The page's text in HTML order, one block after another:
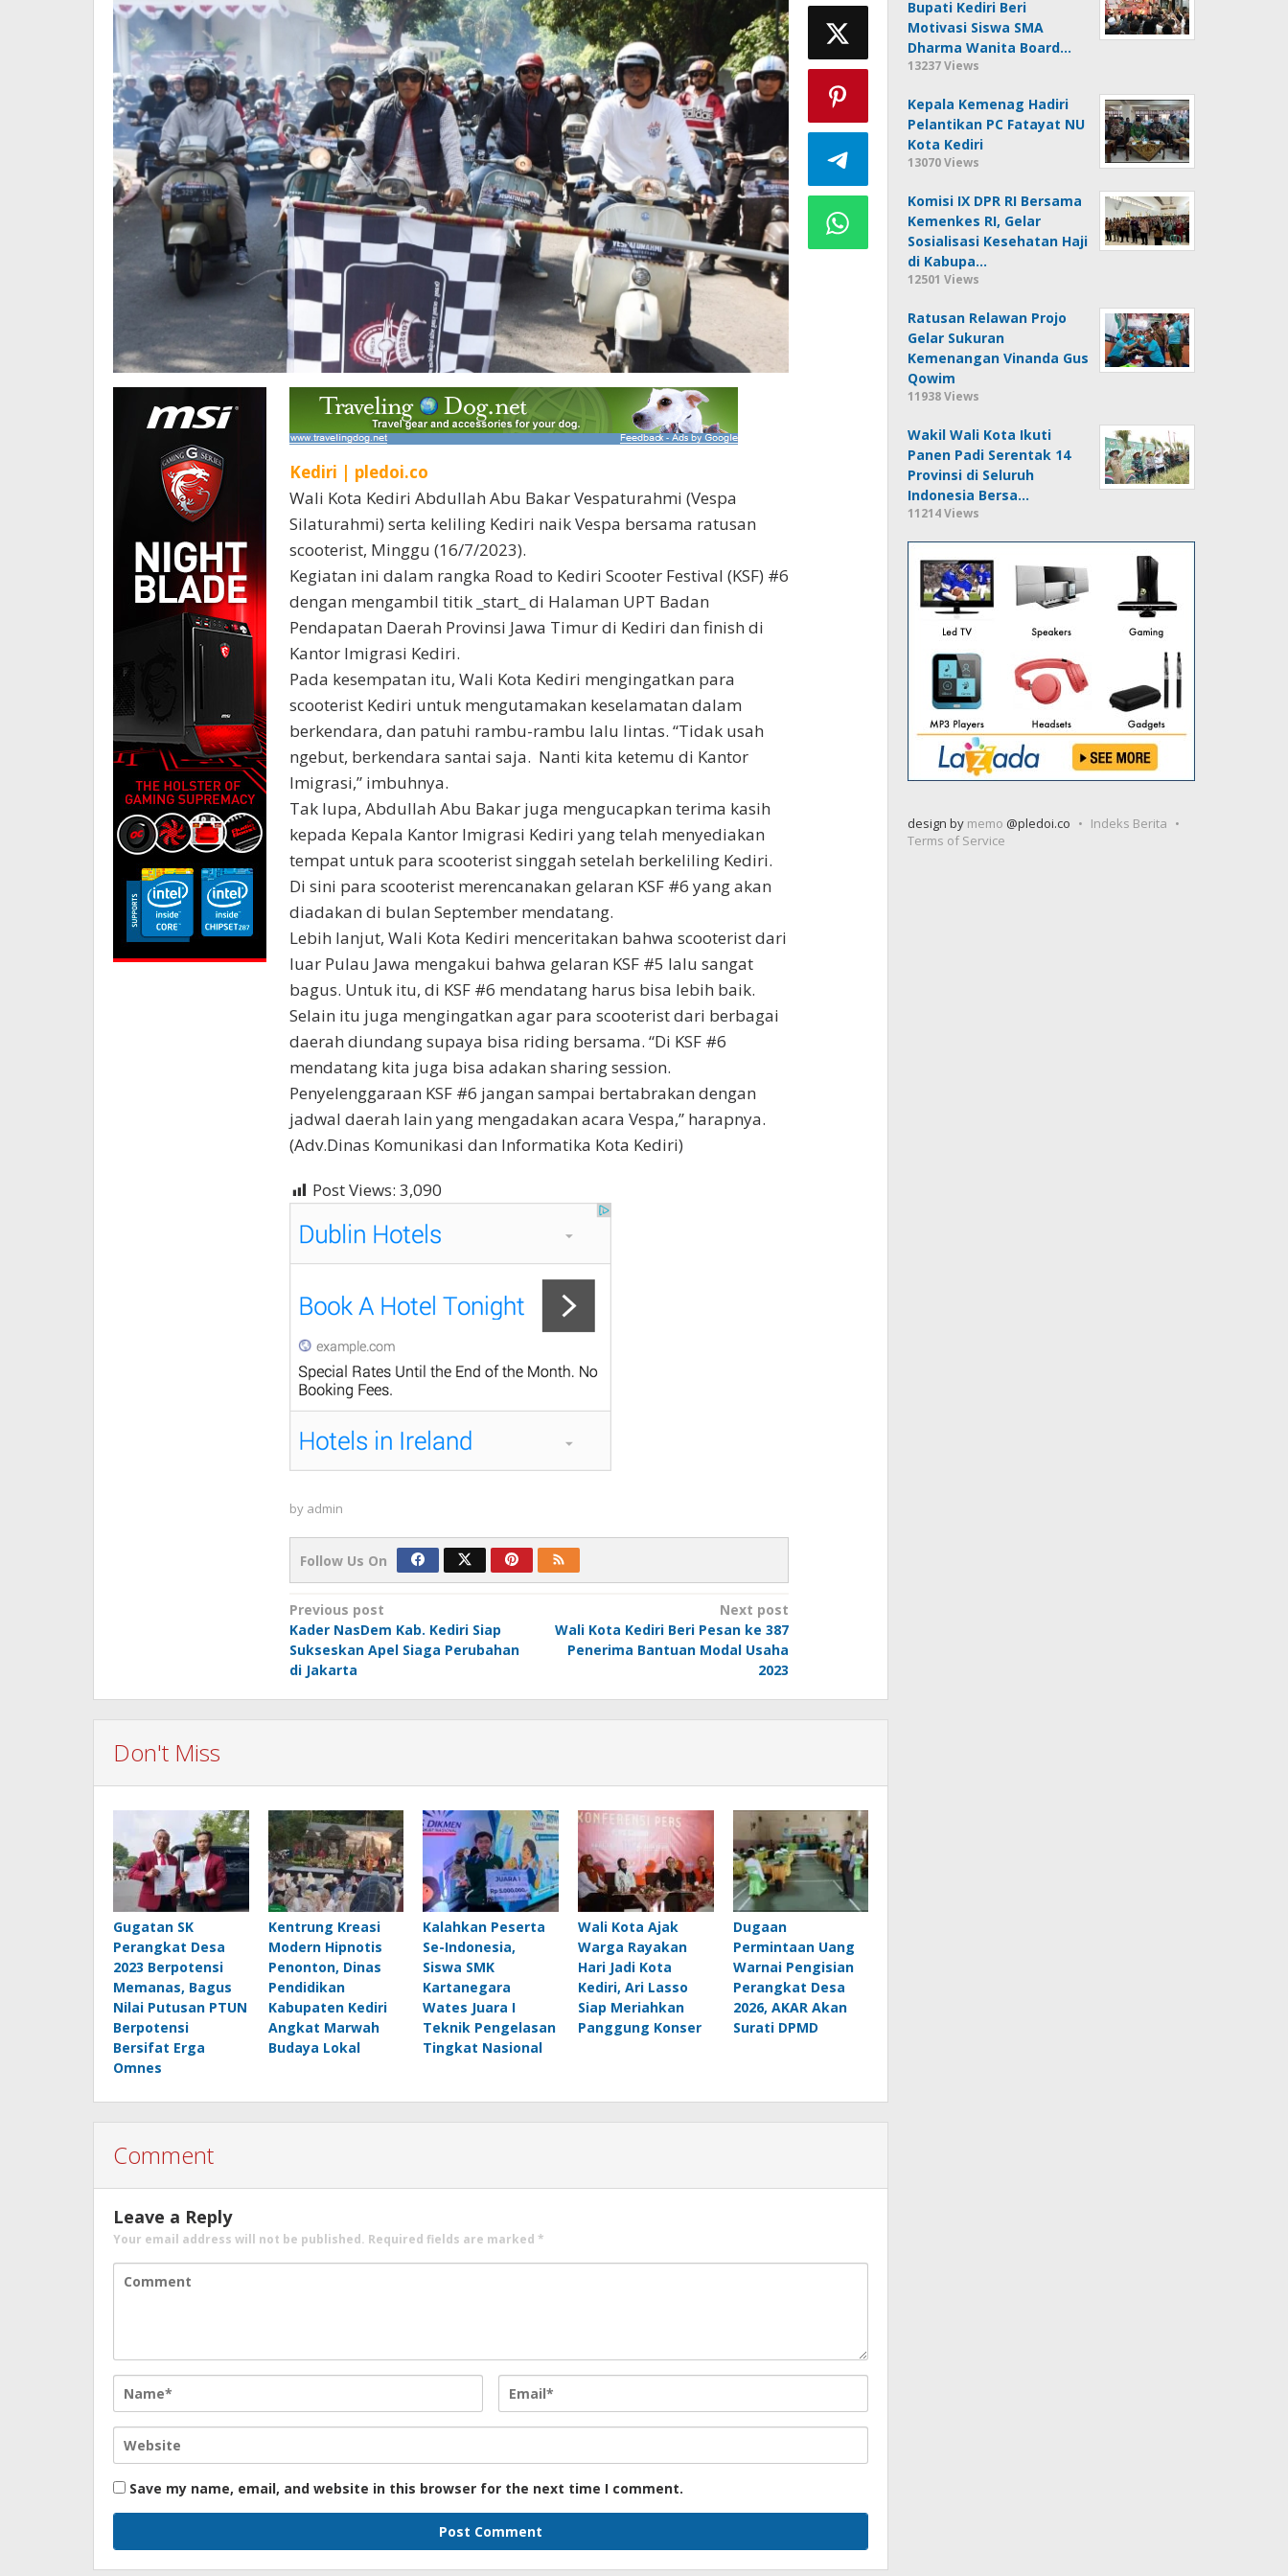
Kediri | pledoi.co
Wali Kota Kediri Abdullah Abu Bakar Vespaturahmi (Vespa
Silaturahmi) serta keliling Kediri naik Vespa bersama ratusan
scooterist, Minggu (16/7/2023).
Kegiatan ini dalam rangka Road to Kediri Scooter Festival (KSF) #6
dengan mengambil titik _start_ di Halaman UPT Badan
Pendapatan Daerah Provinsi Jawa Timur di Kediri dan finish di
Kantor Imigrasi Kediri.
Pada kesempatan itu, Wali Kota Kediri mengingatkan para
scooterist Kediri untuk mengutamakan keselamatan dalam
berkendara, dan patuhi rambu-rambu lalu lintas. “Tidak usah
ngebut, berkendara santai saja. Nanti kita ketemu di Kantor
Imigrasi,” imbuhnya.
Tak lupa, Abdullah Abu Bakar juga mengucapkan terima kasih
kepada Kepala Kantor Imigrasi Kediri yang telah menyediakan
tempat untuk para scooterist singgah setelah berkeliling Kediri.
Di sini para scooterist merencanakan gelaran KSF #6 yang akan
diadakan di bulan September mendatang.
Lebih lanjut, Wali Kota Kediri menceritakan bahwa scooterist dari
luar Pulau Jawa mengakui bahwa gelaran KSF #5 lalu sangat
bagus. Untuk itu, di KSF #6 mendatang harus bisa lebih baik.
Selain itu juga mengingatkan agar para scooterist dari berbagai
daerah diundang supaya bisa riding bersama. “Di KSF #6
mendatang kita juga bisa adakan sharing session.
Penyelenggaraan KSF #6 jangan sampai bertabrakan dengan
jadwal daerah lain yang mengadakan acara Vespa,” harapnya.
(Adv.Dinas Komunikasi dan Informatika Kota Kediri)
Post Views: 3,090
by admin
Follow Us On
Post
navigation
Previous post
Kader NasDem Kab. Kediri Siap
Sukseskan Apel Siaga Perubahan
di Jakarta
Next post
Wali Kota Kediri Beri Pesan ke 387
Penerima Bantuan Modal Usaha
2023
Don't Miss
Gugatan SK
Perangkat Desa
2023 Berpotensi
Memanas, Bagus
Nilai Putusan PTUN
Berpotensi
Bersifat Erga
Omnes
Kentrung Kreasi
Modern Hipnotis
Penonton, Dinas
Pendidikan
Kabupaten Kediri
Angkat Marwah
Budaya Lokal
Kalahkan Peserta
Se-Indonesia,
Siswa SMK
Kartanegara
Wates Juara I
Teknik Pengelasan
Tingkat Nasional
Wali Kota Ajak
Warga Rayakan
Hari Jadi Kota
Kediri, Ari Lasso
Siap Meriahkan
Panggung Konser
Dugaan
Permintaan Uang
Warnai Pengisian
Perangkat Desa
2026, AKAR Akan
Surati DPMD
Comment
Leave a Reply
Your email address will not be published. Required fields are marked *
Save my name, email, and website in this browser for the next time I comment.
Bupati Kediri Beri
Motivasi Siswa SMA
Dharma Wanita Board…
13237 Views
Kepala Kemenag Hadiri
Pelantikan PC Fatayat NU
Kota Kediri
13070 Views
Komisi IX DPR RI Bersama
Kemenkes RI, Gelar
Sosialisasi Kesehatan Haji
di Kabupa…
12501 Views
Ratusan Relawan Projo
Gelar Sukuran
Kemenangan Vinanda Gus
Qowim
11938 Views
Wakil Wali Kota Ikuti
Panen Padi Serentak 14
Provinsi di Seluruh
Indonesia Bersa…
11214 Views
design by memo @pledoi.co
Indeks Berita
Terms of Service